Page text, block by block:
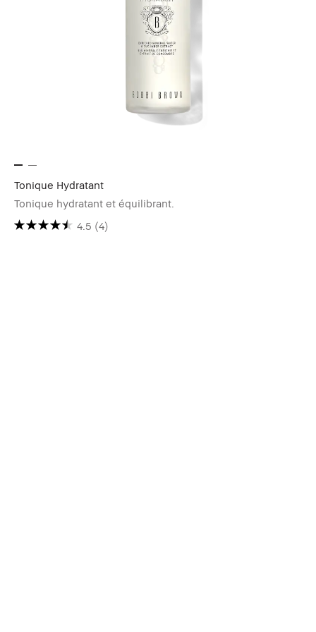
Tonique Hydratant
Tonique hydratant et équilibrant.
4.5 (4)